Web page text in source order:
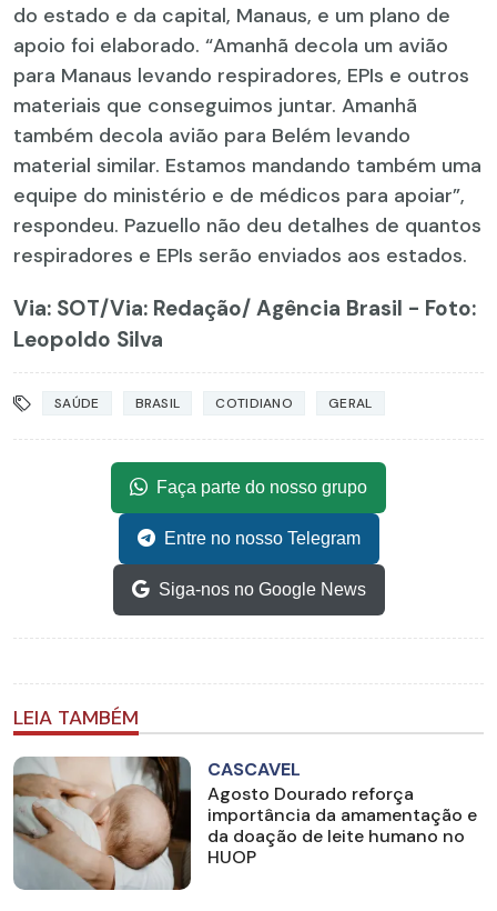
do estado e da capital, Manaus, e um plano de
apoio foi elaborado. “Amanhã decola um avião
para Manaus levando respiradores, EPIs e outros
materiais que conseguimos juntar. Amanhã
também decola avião para Belém levando
material similar. Estamos mandando também uma
equipe do ministério e de médicos para apoiar”,
respondeu. Pazuello não deu detalhes de quantos
respiradores e EPIs serão enviados aos estados.
Via: SOT/Via: Redação/ Agência Brasil - Foto:
Leopoldo Silva
SAÚDE BRASIL COTIDIANO GERAL
Faça parte do nosso grupo
Entre no nosso Telegram
Siga-nos no Google News
LEIA TAMBÉM
CASCAVEL
Agosto Dourado reforça
importância da amamentação e
da doação de leite humano no
HUOP